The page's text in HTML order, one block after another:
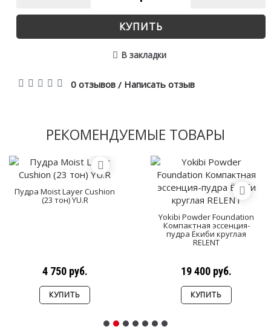
КУПИТЬ
В закладки
0 отзывов/ Написать отзыв
РЕКОМЕНДУЕМЫЕ ТОВАРЫ
Пудра Moist Layer Cushion
(23 тон) YU.R
4 750 руб.
КУПИТЬ
Yokibi Powder Foundation
Компактная эссенция-
пудра Ёкиби круглая
RELENT
19 400 руб.
КУПИТЬ